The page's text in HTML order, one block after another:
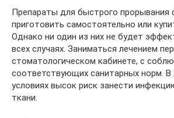
Препараты для быстрого
приготовить самостоятельно или
Однако ни один из них не будет
всех случаях. Заниматься лечением
стоматологическом кабинете, с
соответствующих санитарных норм.
условиях высок риск занести
ткани.